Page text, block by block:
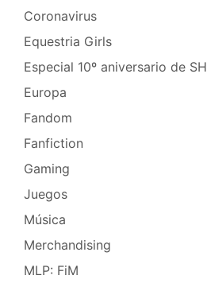
Coronavirus
Equestria Girls
Especial 10º aniversario de SH
Europa
Fandom
Fanfiction
Gaming
Juegos
Música
Merchandising
MLP: FiM